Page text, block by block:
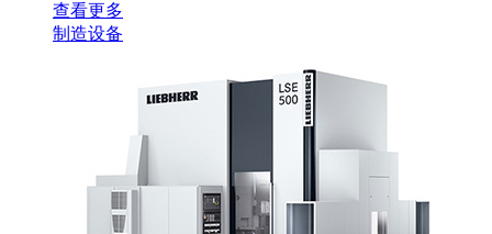
查看更多
制造设备